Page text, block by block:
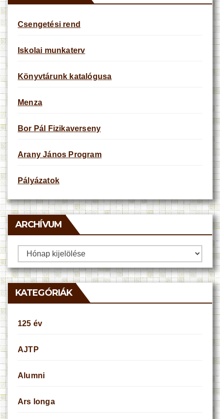
Csengetési rend
Iskolai munkaterv
Könyvtárunk katalógusa
Menza
Bor Pál Fizikaverseny
Arany János Program
Pályázatok
ARCHÍVUM
Archívum
KATEGÓRIÁK
125 év
AJTP
Alumni
Ars longa